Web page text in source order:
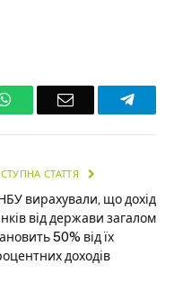
WhatsAppEmail
СТАТТЯ
вирахували, що дохід
від держави загалом
50% від їх
доходів